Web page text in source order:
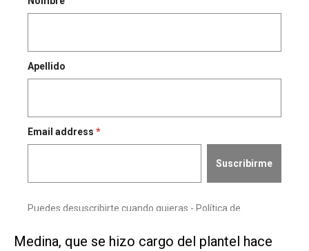
Medina, que se hizo cargo del plantel hace